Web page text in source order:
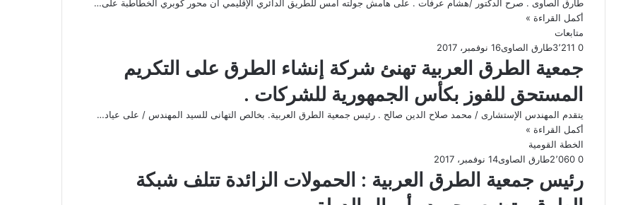
طارق الصاوى . صرح الدكتور /هشام عرفات . على هامش جولته أمس للطريق الدائري الإقليمي أن محور كوبري الخطاطبة على…
أكمل القراءة »
متابعات
طارق الصاوى16 نوفمبر، 2017 0
جمعية الطرق العربية تهنئ شركة إنشاء الطرق على التكريم
المستحق للفوز بكأس الجمهورية للشركات .
يتقدم المهندس الإستشارى / محمد صلاح الدين صالح . رئيس جمعية الطرق العربية. بخالص التهانى للسيد المهندس / على عياد…
أكمل القراءة »
الخطة القومية
طارق الصاوى14 نوفمبر، 2017 0
رئيس جمعية الطرق العربية : الحموﻻت الزائدة تتلف شبكة